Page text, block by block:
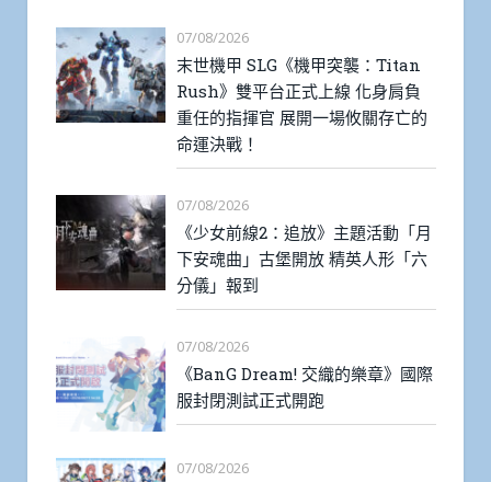
07/08/2026
末世機甲 SLG《機甲突襲：Titan
Rush》雙平台正式上線 化身肩負
重任的指揮官 展開一場攸關存亡的
命運決戰！
07/08/2026
《少女前線2：追放》主題活動「月
下安魂曲」古堡開放 精英人形「六
分儀」報到
07/08/2026
《BanG Dream! 交織的樂章》國際
服封閉測試正式開跑
07/08/2026